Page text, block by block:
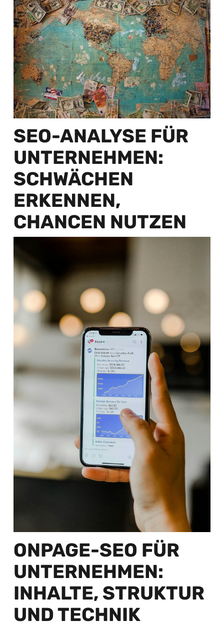
SEO-ANALYSE FÜR
UNTERNEHMEN:
SCHWÄCHEN
ERKENNEN,
CHANCEN NUTZEN
ONPAGE-SEO FÜR
UNTERNEHMEN:
INHALTE, STRUKTUR
UND TECHNIK